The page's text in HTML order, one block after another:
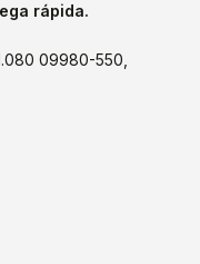
rápida.
09980-550,